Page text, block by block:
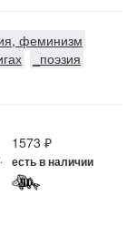
феминизм
_поэзия
1573 ₽
есть в наличии